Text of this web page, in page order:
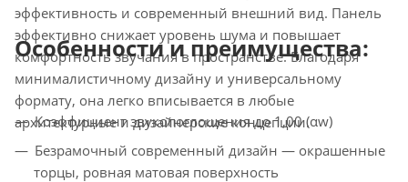
эффективность и современный внешний вид. Панель
эффективно снижает уровень шума и повышает
комфортность звучания в пространстве. Благодаря
минималистичному дизайну и универсальному
формату, она легко вписывается в любые
архитектурные и дизайнерские концепции.
Особенности и преимущества:
Коэффициент звукопоглощения до 1,00 (αw)
Безрамочный современный дизайн — окрашенные
торцы, ровная матовая поверхность